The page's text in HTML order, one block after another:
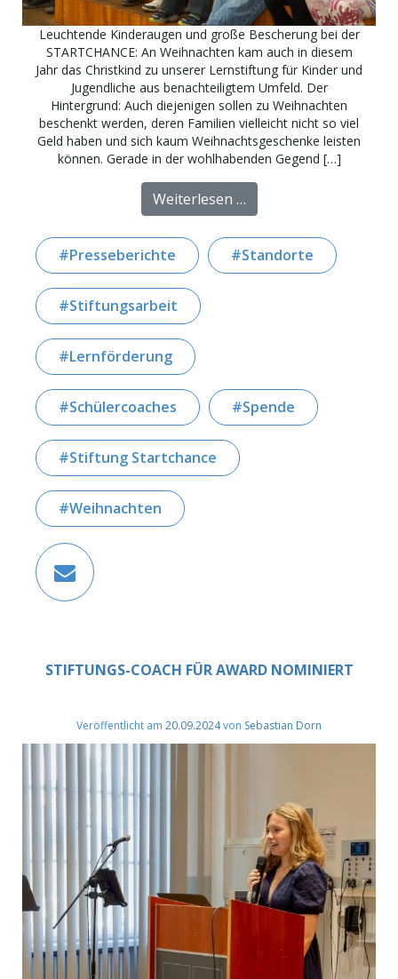
Leuchtende Kinderaugen und große Bescherung bei der
STARTCHANCE: An Weihnachten kam auch in diesem
Jahr das Christkind zu unserer Lernstiftung für Kinder und
Jugendliche aus benachteiligtem Umfeld. Der
Hintergrund: Auch diejenigen sollen zu Weihnachten
beschenkt werden, deren Familien vielleicht nicht so viel
Geld haben und sich kaum Weihnachtsgeschenke leisten
können. Gerade in der wohlhabenden Gegend […]
Weiterlesen …from Geschenke-
Presseberichte Standorte
Stiftungsarbeit
Lernförderung
Schülercoaches Spende
Stiftung Startchance
Weihnachten
STIFTUNGS-COACH FÜR AWARD NOMINIERT
Veröffentlicht am 20.09.2024von Sebastian Dorn